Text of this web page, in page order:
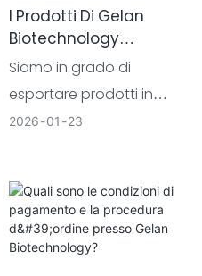
I Prodotti Di Gelan
Biotechnology
Possono Essere
Esportati In
Paesi/regioni Specifici
E Sono Conformi Alle
Siamo in grado di
esportare prodotti in
numerosi mercati globali
rispetto delle normative
dei mercati di
destinazione.
2026 01 23